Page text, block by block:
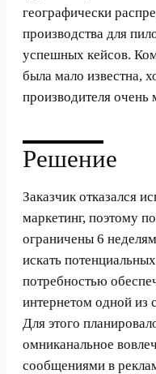
географически
производства для
успешных кейсов.
была мало известна,
производителя
Решение
Заказчик отказался
маркетинг, поэтому
ограничены 6
искать
потребностью
интернетом одной из
Для этого
омниканальное
сообщениями в